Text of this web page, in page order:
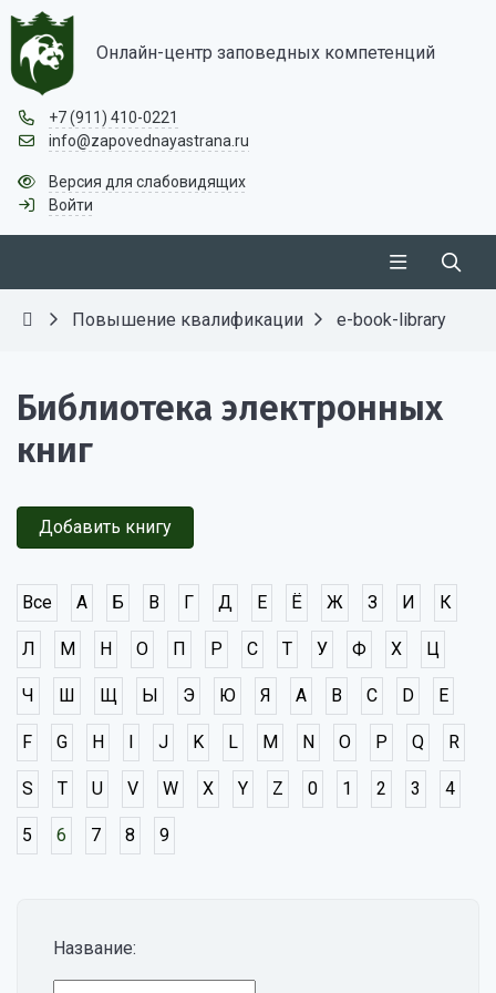
Онлайн-центр заповедных компетенций
+7 (911) 410-0221
info@zapovednayastrana.ru
Версия для слабовидящих
Войти
Повышение квалификации e-book-library
Название:
Библиотека электронных
книг
Добавить книгу
Все А Б В Г Д Е Ё Ж З И К
Л М Н О П Р С Т У Ф Х Ц
Ч Ш Щ Ы Э Ю Я A B C D E
F G H I J K L M N O P Q R
S T U V W X Y Z 0 1 2 3 4
5 6 7 8 9